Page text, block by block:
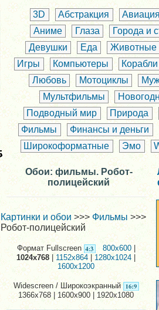
3D Абстракция
Аниме
Глаза
Города и
Девушки
Еда
Животные
Игры
Компьютеры
Корабли
Любовь
Мотоциклы
Мультфильмы
Подводный мир
Природа
Фильмы
Финансы и деньги
Широкоформатные
Эмо
Обои: фильмы. Робот-
полицейский
Картинки и обои >>> Фильмы >>>
Робот-полицейский
Формат Fullscreen 800x600
1024x768
1152x864|1280x1024
1600x1200
Widescreen / Широкоэкранный
1366x768 | 1600x900 | 1920x1080